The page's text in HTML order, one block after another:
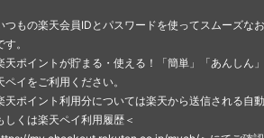
つもの楽天会員IDとパスワードを使ってスムーズな
す。
天ポイントが貯まる・使える！「簡単」「あんしん
ペイをご利用ください。
天ポイント利用分については楽天から送信される自動
しくは楽天ペイ利用履歴＜